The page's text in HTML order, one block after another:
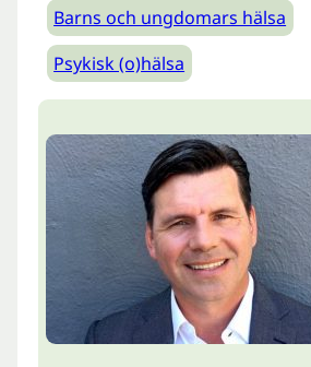
Barns och ungdomars hälsa
Psykisk (o)hälsa